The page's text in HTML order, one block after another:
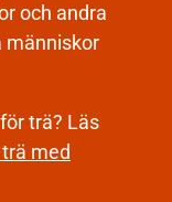
och andra
människor
trä? Läs
med